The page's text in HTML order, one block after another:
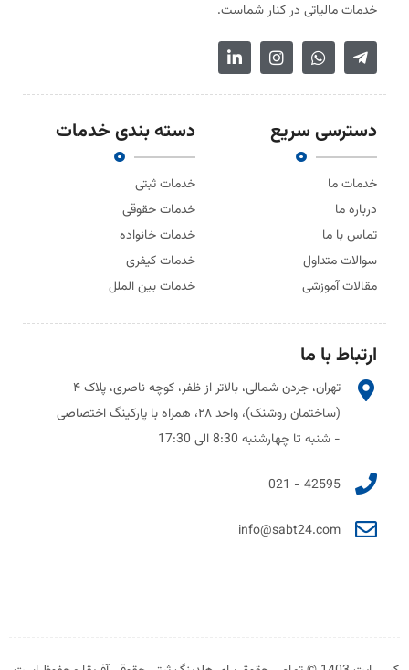
خدمات مالیاتی در کنار شماست.
دسترسی سریع
خدمات ما
درباره ما
تماس با ما
سوالات متداول
مقالات آموزشی
دسته بندی خدمات
خدمات ثبتی
خدمات حقوقی
خدمات خانواده
خدمات کیفری
خدمات بین الملل
ارتباط با ما
تهران، جردن شمالی، بالاتر از ظفر، کوچه ناصری، پلاک ۴
(ساختمان روشنک)، واحد ۲۸، همراه با پارکینگ اختصاصی
- شنبه تا چهارشنبه 8:30 الی 17:30
42595 - 021
info@sabt24.com